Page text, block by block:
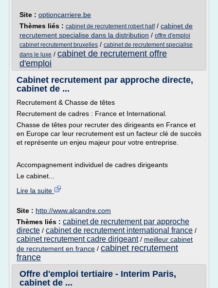
Site : optioncarriere.be
Thèmes liés : cabinet de recrutement robert half/ cabinet de
recrutement specialise dans la distribution / offre d'emploi
cabinet recrutement bruxelles / cabinet de recrutement specialise
dans le luxe / cabinet de recrutement offre
d'emploi
Cabinet recrutement par approche directe,
cabinet de ...
Recrutement & Chasse de têtes
Recrutement de cadres : France et International.
Chasse de têtes pour recruter des dirigeants en France et
en Europe car leur recrutement est un facteur clé de succès
et représente un enjeu majeur pour votre entreprise.
Accompagnement individuel de cadres dirigeants
Le cabinet...
Lire la suite
Site : http://www.alcandre.com
Thèmes liés : cabinet de recrutement par approche
directe / cabinet de recrutement international france /
cabinet recrutement cadre dirigeant/ meilleur cabinet
de recrutement en france / cabinet recrutement
france
Offre d'emploi tertiaire - Interim Paris,
cabinet de ...